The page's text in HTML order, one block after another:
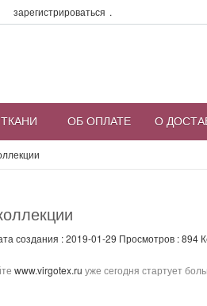
зарегистрироваться .
ТКАНИ ОБ ОПЛАТЕ О
создания : 2019-01-29 Просмотров :894
www.virgotex.ru уже сегодня стартует